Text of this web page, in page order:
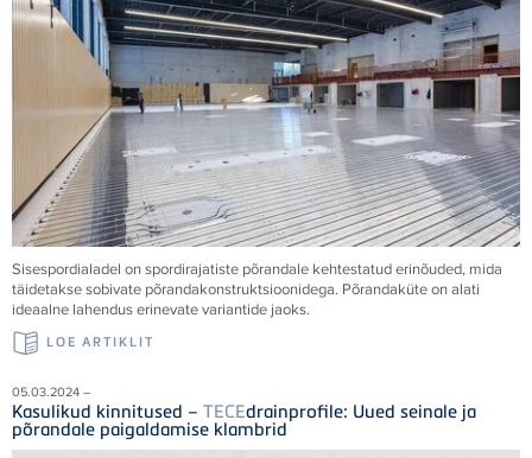
Sisespordialadel on spordirajatiste põrandale kehtestatud erinõuded, mida
täidetakse sobivate põrandakonstruktsioonidega. Põrandaküte on alati
ideaalne lahendus erinevate variantide jaoks.
LOE ARTIKLIT
05.03.2024 –
Kasulikud kinnitused – TECEdrainprofile: Uued seinale ja
põrandale paigaldamise klambrid